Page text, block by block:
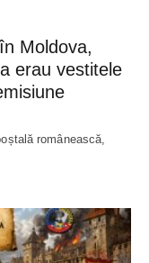
Moldova,
erau vestitele
românească,